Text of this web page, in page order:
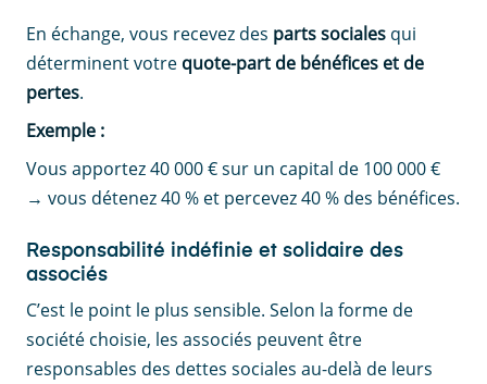
En échange, vous recevez des parts sociales qui
déterminent votre quote-part de bénéfices et de
pertes.
Exemple :
Vous apportez 40 000 € sur un capital de 100 000 €
→ vous détenez 40 % et percevez 40 % des bénéfices.
Responsabilité indéfinie et solidaire des
associés
C’est le point le plus sensible. Selon la forme de
société choisie, les associés peuvent être
responsables des dettes sociales au-delà de leurs